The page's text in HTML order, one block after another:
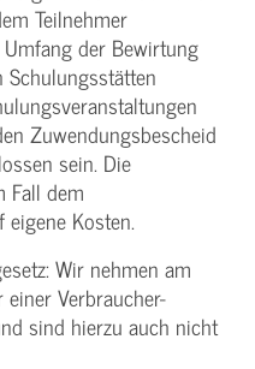
Teilnehmer
der Bewirtung
Zuwendungs­bescheid
sein. Die
Fall dem
Kosten.
Wir nehmen am
einer Verbraucher­
sind hierzu auch nicht